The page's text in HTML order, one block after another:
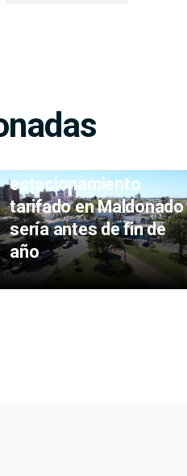
estacionamiento
tarifado en Maldonado
sería antes de fin de
año